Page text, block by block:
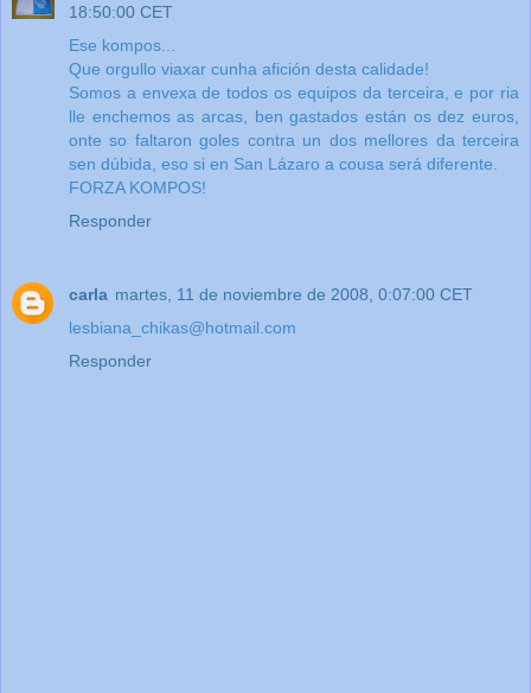
18:50:00 CET
Ese kompos...
Que orgullo viaxar cunha afición desta calidade!
Somos a envexa de todos os equipos da terceira, e por ria
lle enchemos as arcas, ben gastados están os dez euros,
onte so faltaron goles contra un dos mellores da terceira
sen dúbida, eso si en San Lázaro a cousa será diferente.
FORZA KOMPOS!
Responder
carla martes, 11 de noviembre de 2008, 0:07:00 CET
lesbiana_chikas@hotmail.com
Responder